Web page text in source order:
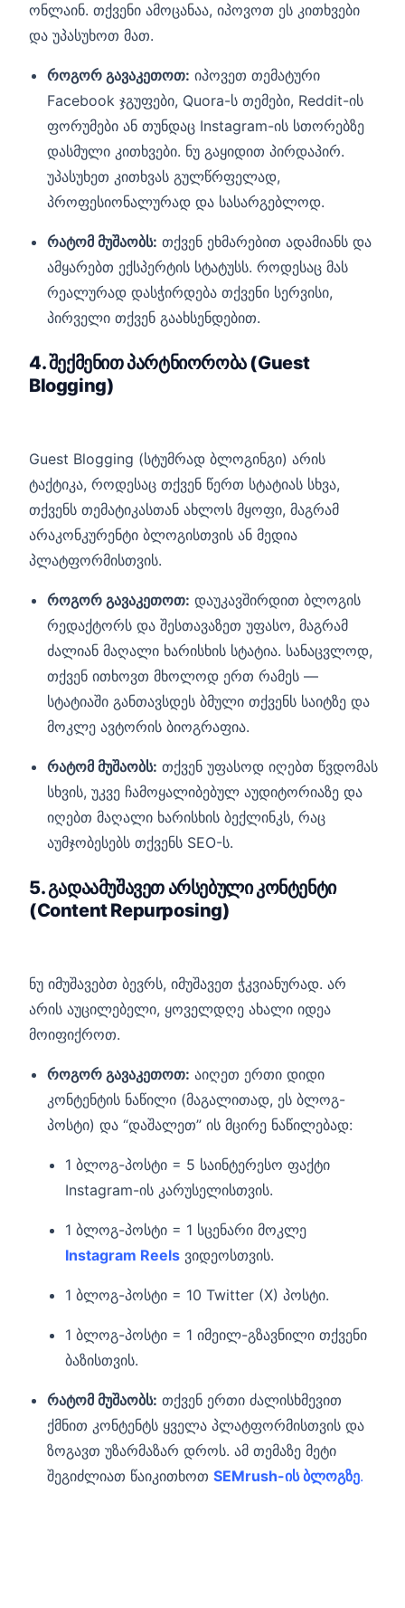
ონლაინ. თქვენი ამოცანაა, იპოვოთ ეს კითხვები
და უპასუხოთ მათ.
როგორ გავაკეთოთ: იპოვეთ თემატური
Facebook ჯგუფები, Quora-ს თემები, Reddit-ის
ფორუმები ან თუნდაც Instagram-ის სთორებზე
დასმული კითხვები. ნუ გაყიდით პირდაპირ.
უპასუხეთ კითხვას გულწრფელად,
პროფესიონალურად და სასარგებლოდ.
რატომ მუშაობს: თქვენ ეხმარებით ადამიანს და
ამყარებთ ექსპერტის სტატუსს. როდესაც მას
რეალურად დასჭირდება თქვენი სერვისი,
პირველი თქვენ გაახსენდებით.
4. შექმენით პარტნიორობა (Guest
Blogging)
Guest Blogging (სტუმრად ბლოგინგი) არის
ტაქტიკა, როდესაც თქვენ წერთ სტატიას სხვა,
თქვენს თემატიკასთან ახლოს მყოფი, მაგრამ
არაკონკურენტი ბლოგისთვის ან მედია
პლატფორმისთვის.
როგორ გავაკეთოთ: დაუკავშირდით ბლოგის
რედაქტორს და შესთავაზეთ უფასო, მაგრამ
ძალიან მაღალი ხარისხის სტატია. სანაცვლოდ,
თქვენ ითხოვთ მხოლოდ ერთ რამეს —
სტატიაში განთავსდეს ბმული თქვენს საიტზე და
მოკლე ავტორის ბიოგრაფია.
რატომ მუშაობს: თქვენ უფასოდ იღებთ წვდომას
სხვის, უკვე ჩამოყალიბებულ აუდიტორიაზე და
იღებთ მაღალი ხარისხის ბექლინკს, რაც
აუმჯობესებს თქვენს SEO-ს.
5. გადაამუშავეთ არსებული კონტენტი
(Content Repurposing)
ნუ იმუშავებთ ბევრს, იმუშავეთ ჭკვიანურად. არ
არის აუცილებელი, ყოველდღე ახალი იდეა
მოიფიქროთ.
როგორ გავაკეთოთ: აიღეთ ერთი დიდი
კონტენტის ნაწილი (მაგალითად, ეს ბლოგ-
პოსტი) და “დაშალეთ” ის მცირე ნაწილებად:
1 ბლოგ-პოსტი = 5 საინტერესო ფაქტი
Instagram-ის კარუსელისთვის.
1 ბლოგ-პოსტი = 1 სცენარი მოკლე
Instagram Reels ვიდეოსთვის.
1 ბლოგ-პოსტი = 10 Twitter (X) პოსტი.
1 ბლოგ-პოსტი = 1 იმეილ-გზავნილი თქვენი
ბაზისთვის.
რატომ მუშაობს: თქვენ ერთი ძალისხმევით
ქმნით კონტენტს ყველა პლატფორმისთვის და
ზოგავთ უზარმაზარ დროს. ამ თემაზე მეტი
შეგიძლიათ წაიკითხოთ SEMrush-ის ბლოგზე.